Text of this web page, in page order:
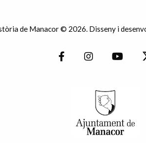
de Manacor © 2026. Disseny i